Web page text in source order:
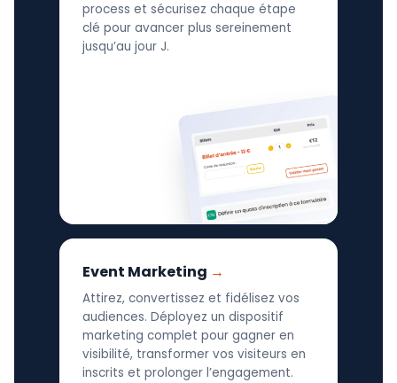
process et sécurisez chaque étape
clé pour avancer plus sereinement
jusqu’au jour J.
Event Marketing
Attirez, convertissez et fidélisez vos
audiences. Déployez un dispositif
marketing complet pour gagner en
visibilité, transformer vos visiteurs en
inscrits et prolonger l’engagement.